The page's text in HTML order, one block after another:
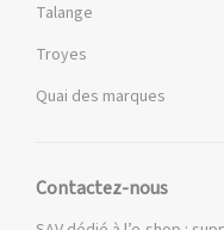
Talange
Troyes
Quai des marques
Contactez-nous